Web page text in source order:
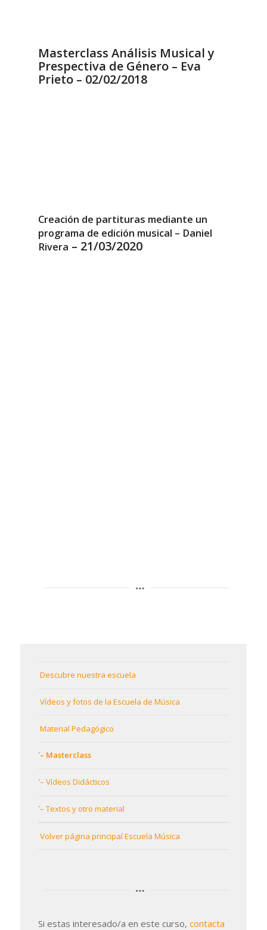
Masterclass Análisis Musical y
Prespectiva de Género – Eva
Prieto – 02/02/2018
Creación de partituras mediante un
programa de edición musical – Daniel
Rivera – 21/03/2020
Descubre nuestra escuela
Vídeos y fotos de la Escuela de Música
Material Pedagógico
– Masterclass
– Vídeos Didácticos
– Textos y otro material
Volver página principal Escuela Música
Si estas interesado/a en este curso, contacta